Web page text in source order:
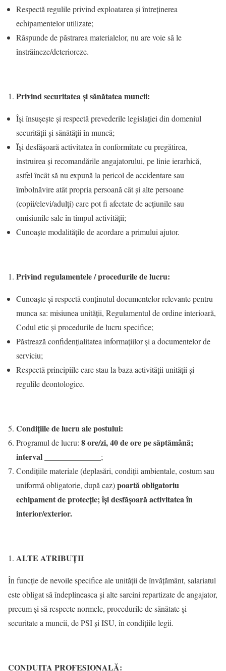
Respectă regulile privind exploatarea și întreținerea
echipamentelor utilizate;
Răspunde de păstrarea materialelor, nu are voie să le
înstrăineze/deterioreze.
Privind securitatea şi sănătatea muncii:
Îşi însuşeşte şi respectă prevederile legislaţiei din domeniul
securităţii şi sănătăţii în muncă;
Îşi desfăşoară activitatea în conformitate cu pregătirea,
instruirea şi recomandările angajatorului, pe linie ierarhică,
astfel încât să nu expună la pericol de accidentare sau
îmbolnăvire atât propria persoană cât şi alte persoane
(copii/elevi/adulţi) care pot fi afectate de acţiunile sau
omisiunile sale în timpul activităţii;
Cunoaşte modalităţile de acordare a primului ajutor.
Privind regulamentele / procedurile de lucru:
Cunoaşte şi respectă conţinutul documentelor relevante pentru
munca sa: misiunea unității, Regulamentul de ordine interioară,
Codul etic şi procedurile de lucru specifice;
Păstrează confidenţialitatea informaţiilor şi a documentelor de
serviciu;
Respectă principiile care stau la baza activităţii unității şi
regulile deontologice.
Condițiile de lucru ale postului:
Programul de lucru: 8 ore/zi, 40 de ore pe săptămână;
interval
______________;
Condiţiile materiale (deplasări, condiţii ambientale, costum sau
uniformă obligatorie, după caz)poartă obligatoriu
echipament de protecţie; îşi desfăşoară activitatea în
interior/exterior.
ALTE ATRIBUŢII
În funcţie de nevoile specifice ale unităţii de învăţământ, salariatul
este obligat să îndeplineasca şi alte sarcini repartizate de angajator,
precum şi să respecte normele, procedurile de sănătate şi
securitate a muncii, de PSI şi ISU, în condiţiile legii.
CONDUITA PROFESIONALĂ: